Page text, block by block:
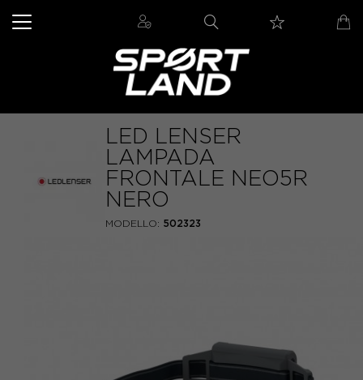
LED LENSER
LAMPADA
FRONTALE NEO5R
NERO
MODELLO: 502323